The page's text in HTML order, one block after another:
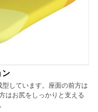
ン
しています。座面の前方は
はお尻をしっかりと支える